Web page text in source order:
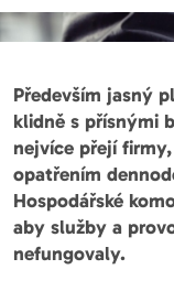
Především jasný
klidně s přísnými
nejvíce přejí
opatřením
Hospodářské
aby služby a
nefungovaly.